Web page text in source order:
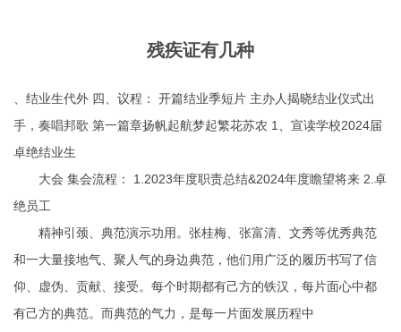
残疾证有几种
、结业生代外 四、议程： 开篇结业季短片 主办人揭晓结业仪式出
手，奏唱邦歌 第一篇章扬帆起航梦起繁花苏农 1、宣读学校2024届
卓绝结业生
大会 集会流程： 1.2023年度职责总结&2024年度瞻望将来 2.卓
绝员工
精神引颈、典范演示功用。张桂梅、张富清、文秀等优秀典范
和一大量接地气、聚人气的身边典范，他们用广泛的履历书写了信
仰、虚伪、贡献、接受。每个时期都有己方的铁汉，每片面心中都
有己方的典范。而典范的气力，是每一片面发展历程中